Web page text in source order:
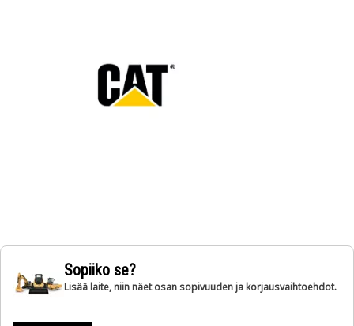
Sopiiko se?
Lisää laite, niin näet osan sopivuuden ja korjausvaihtoehdot.